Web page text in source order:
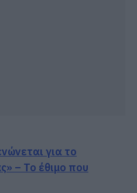
για το
– Το έθιμο που